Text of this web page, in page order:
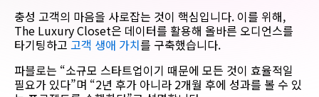
충성 고객의 마음을 사로잡는 것이 핵심입니다. 이를 위해,
The Luxury Closet은 데이터를 활용해 올바른 오디언스를
타기팅하고 고객 생애 가치를 구축했습니다.
파블로는 “소규모 스타트업이기 때문에 모든 것이 효율적일
필요가 있다”며 “2년 후가 아니라 2개월 후에 성과를 볼 수 있